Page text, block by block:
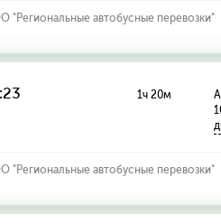
"Региональные автобусные перевозки"
1ч 20м
"Региональные автобусные перевозки"